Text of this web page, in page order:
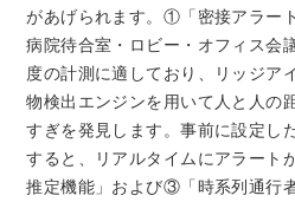
があげられます。①「密接アラー
病院待合室・ロビー・オフィス会
度の計測に適しており、リッジア
物検出エンジンを用いて人と人の
すぎを発見します。事前に設定し
すると、リアルタイムにアラート
推定機能」および③「時系列通行